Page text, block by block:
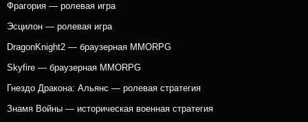
Фрагория — ролевая игра
Эсцилон — ролевая игра
DragonKnight2 — браузерная MMORPG
Skyfire — браузерная MMORPG
Гнездо Дракона: Альянс — ролевая стратегия
Знамя Войны — историческая военная стратегия